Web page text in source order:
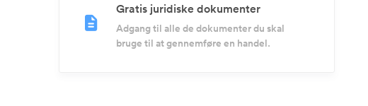
Gratis juridiske dokumenter
Adgang til alle de dokumenter du skal
bruge til at gennemføre en handel.